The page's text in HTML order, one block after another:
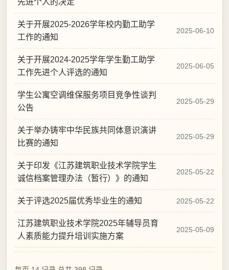
2025-06-10
2025-06-05
2025-05-29
2025-05-29
2025-05-22
2025-05-22
2025-05-09